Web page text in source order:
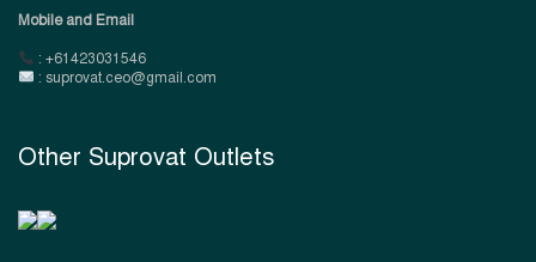
Mobile and Email
: +61423031546
: suprovat.ceo@gmail.com
Other Suprovat Outlets